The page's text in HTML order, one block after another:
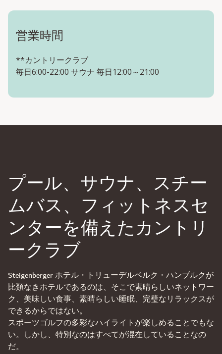
営業時間
**カントリークラブ
毎日6:00-22:00 サウナ 毎日12:00～21:00
プール、サウナ、スチー
ムバス、フィットネスセ
ンターを備えたカントリ
ークラブ
Steigenberger ホテル・トリューデルベルク・ハンブルクが
比類なきホテルであるのは、そこで素晴らしいネットワー
ク、美味しい食事、素晴らしい睡眠、完璧なリラックスが
できるからではない。
スポーツゴルフの多彩なハイライトが楽しめることでもな
い。しかし、特別なのはすべてが混在していることなの
だ。